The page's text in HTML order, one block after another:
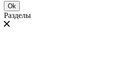
Ok
Разделы